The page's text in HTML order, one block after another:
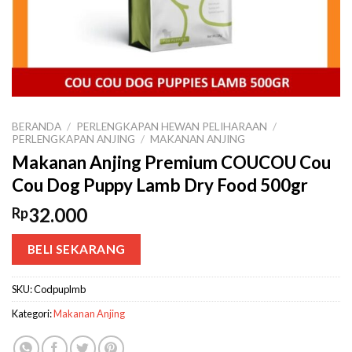
BERANDA / PERLENGKAPAN HEWAN PELIHARAAN /
PERLENGKAPAN ANJING / MAKANAN ANJING
Makanan Anjing Premium COUCOU Cou
Cou Dog Puppy Lamb Dry Food 500gr
Rp32.000
BELI SEKARANG
SKU:Codpuplmb
Kategori:Makanan Anjing